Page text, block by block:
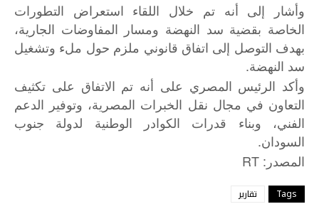
وأشار إلى أنه تم خلال اللقاء استعراض التطورات
الخاصة بقضية سد النهضة ومسار المفاوضات الجارية،
بهدف التوصل إلى اتفاق قانوني ملزم حول ملء وتشغيل
سد النهضة.
وأكد الرئيس المصري على أنه تم الاتفاق على تكثيف
التعاون في مجال نقل الخبرات المصرية، وتوفير الدعم
الفني، وبناء قدرات الكوادر الوطنية لدولة جنوب
السودان.
المصدر : RT
Tags تقارير